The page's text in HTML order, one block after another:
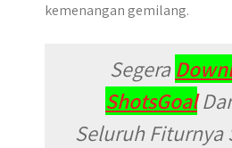
kemenangan gemilang.
Segera
ShotsGoal
Seluruh Fiturnya